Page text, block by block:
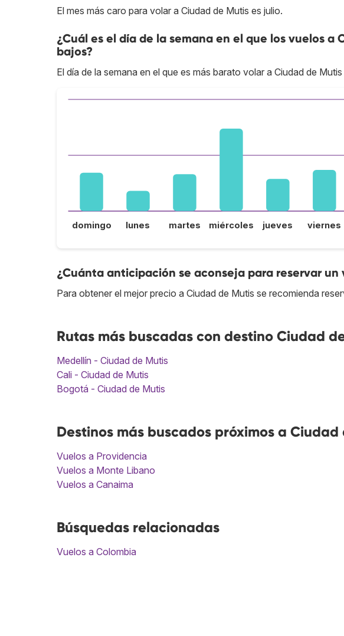
El mes más caro para volar a Ciudad de Mutis es julio.
¿Cuál es el día de la semana en el que los vuelos a
bajos?
El día de la semana en el que es más barato volar a Ciudad de
domingo lunes martes miércoles jueves viernes
¿Cuánta anticipación se aconseja para reservar un
Para obtener el mejor precio a Ciudad de Mutis se recomienda
Rutas más buscadas con destino Ciudad
Medellín - Ciudad de Mutis
Cali - Ciudad de Mutis
Bogotá - Ciudad de Mutis
Destinos más buscados próximos a Ciudad
Vuelos a Providencia
Vuelos a Monte Libano
Vuelos a Canaima
Búsquedas relacionadas
Vuelos a Colombia